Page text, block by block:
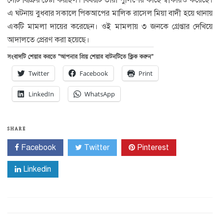
এ ঘটনায় বুধবার সকালে পিকআপের মালিক রাসেল মিয়া বাদী হয়ে থানায়
একটি মামলা দায়ের করেছেন। ওই মামলায় ৩ জনকে গ্রেপ্তার দেখিয়ে
আদালতে প্রেরণ করা হয়েছে।
সংবাদটি শেয়ার করতে “আপনার প্রিয় শেয়ার বাটনটিতে ক্লিক করুন”
Twitter Facebook Print
LinkedIn WhatsApp
SHARE
Facebook Twitter Pinterest
Linkedin